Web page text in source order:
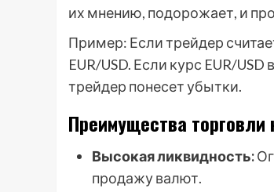
их мнению, подорожает, и
Пример: Если трейдер
EUR/USD. Если курс EUR/
трейдер понесет убытки.
Преимущества
Высокая ликвидность:
продажу валют.